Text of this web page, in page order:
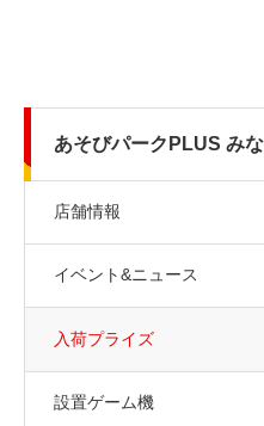
あそびパークPLUS み
店舗情報
イベント&ニュース
入荷プライズ
設置ゲーム機